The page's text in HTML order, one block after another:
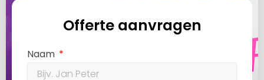
Offerte aanvragen
Naam